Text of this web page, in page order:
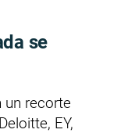
se
un recorte
EY,